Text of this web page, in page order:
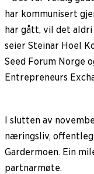
har kommunisert
har gått, vil det aldri
seier Steinar Hoel
Seed Forum Norge
Entrepreneurs
I slutten av
næringsliv,
Gardermoen. Ein
partnarmøte.